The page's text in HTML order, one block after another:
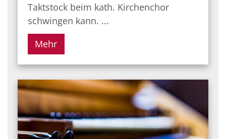
Taktstock beim kath. Kirchenchor
schwingen kann. ...
Mehr